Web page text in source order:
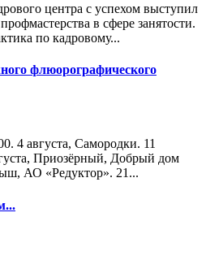
центра с успехом выступил
в сфере занятости.
по кадровому...
флюорографического
4 августа, Самородки. 11
Приозёрный, Добрый дом
АО «Редуктор». 21...